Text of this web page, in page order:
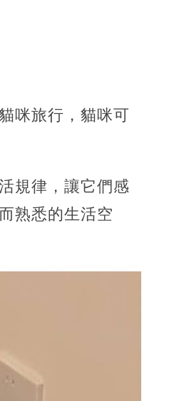
咪旅行，貓咪可
規律，讓它們感
熟悉的生活空